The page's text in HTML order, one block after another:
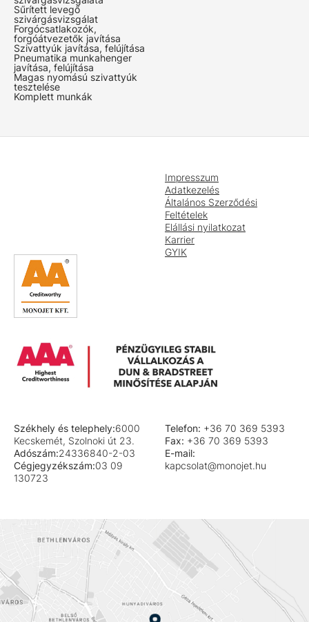
Sűrített levegő
szivárgásvizsgálat
Forgócsatlakozók,
forgóátvezetők javítása
Szivattyúk javítása, felújítása
Pneumatika munkahenger
javítása, felújítása
Magas nyomású szivattyúk
tesztelése
Komplett munkák
Impresszum
Adatkezelés
Általános Szerződési
Feltételek
Elállási nyilatkozat
Karrier
GYIK
Székhely és telephely:6000
Kecskemét, Szolnoki út 23.
Adószám:24336840-2-03
Cégjegyzékszám:03 09
130723
Telefon: +36 70 369 5393
Fax: +36 70 369 5393
E-mail:
kapcsolat@monojet.hu